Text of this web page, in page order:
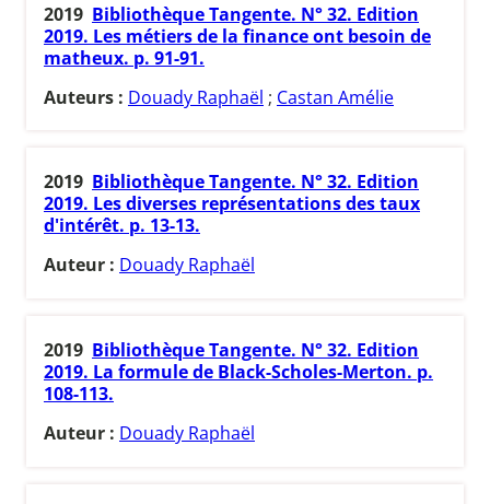
2019 Bibliothèque Tangente. N° 32. Edition
2019. Les métiers de la finance ont besoin de
matheux. p. 91-91.
Auteurs : Douady Raphaël ; Castan Amélie
2019 Bibliothèque Tangente. N° 32. Edition
2019. Les diverses représentations des taux
d'intérêt. p. 13-13.
Auteur : Douady Raphaël
2019 Bibliothèque Tangente. N° 32. Edition
2019. La formule de Black-Scholes-Merton. p.
108-113.
Auteur : Douady Raphaël